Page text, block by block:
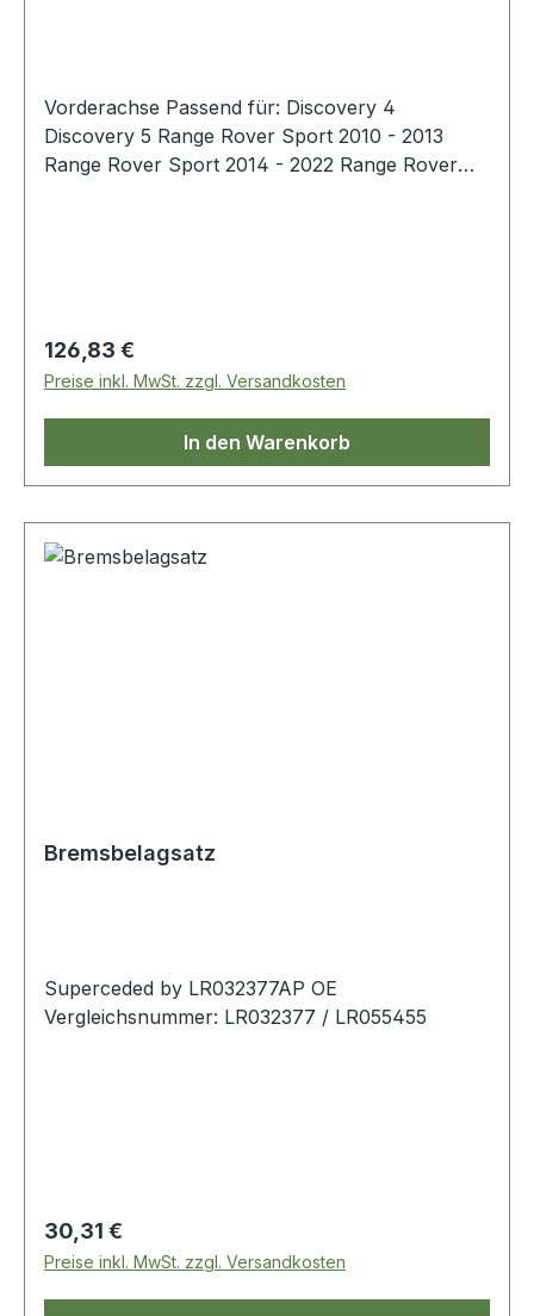
Vorderachse Passend für: Discovery 4
Discovery 5 Range Rover Sport 2010 - 2013
Range Rover Sport 2014 - 2022 Range Rover
zertifiziert.
Regulärer Preis:
126,83 €
Preise inkl. MwSt. zzgl. Versandkosten
In den Warenkorb
Bremsbelagsatz
Superceded by LR032377AP OE
Vergleichsnummer: LR032377 / LR055455
Regulärer Preis:
30,31 €
Preise inkl. MwSt. zzgl. Versandkosten